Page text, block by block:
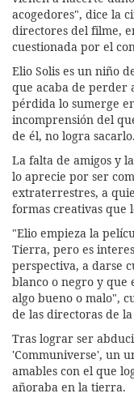
acogedores", dice la
directores del filme,
cuestionada por el
Elio Solis es un niño
que acaba de perder
pérdida lo sumerge
incomprensión del
de él, no logra sacarlo.
La falta de amigos y
lo aprecie por ser
extraterrestres, a
formas creativas que
"Elio empieza la
Tierra, pero es
perspectiva, a darse
blanco o negro y que
algo bueno o malo",
de las directoras de
Tras lograr ser
'Communiverse', un
amables con el que
añoraba en la tierra.